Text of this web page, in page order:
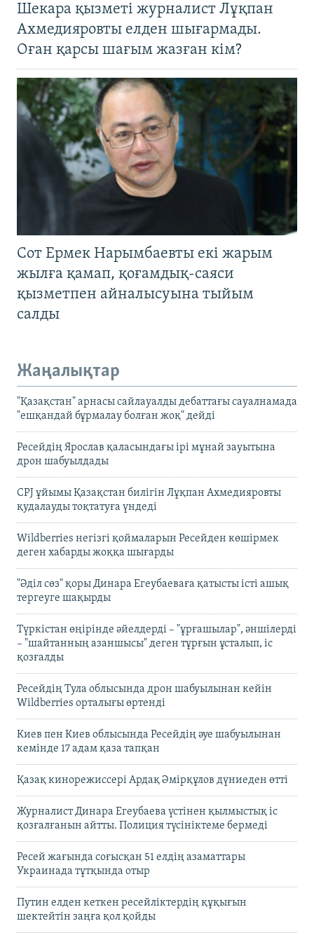
Шекара қызметі журналист Лұқпан
Ахмедияровты елден шығармады.
Оған қарсы шағым жазған кім?
Сот Ермек Нарымбаевты екі жарым
жылға қамап, қоғамдық-саяси
қызметпен айналысуына тыйым
салды
Жаңалықтар
"Қазақстан" арнасы сайлауалды дебаттағы сауалнамада
"ешқандай бұрмалау болған жоқ" дейді
Ресейдің Ярослав қаласындағы ірі мұнай зауытына
дрон шабуылдады
CPJ ұйымы Қазақстан билігін Лұқпан Ахмедияровты
қудалауды тоқтатуға үндеді
Wildberries негізгі қоймаларын Ресейден көшірмек
деген хабарды жоққа шығарды
"Әділ сөз" қоры Динара Егеубаеваға қатысты істі ашық
тергеуге шақырды
Түркістан өңірінде әйелдерді – "ұрғашылар", әншілерді
– "шайтанның азаншысы" деген тұрғын ұсталып, іс
қозғалды
Ресейдің Тула облысында дрон шабуылынан кейін
Wildberries орталығы өртенді
Киев пен Киев облысында Ресейдің әуе шабуылынан
кемінде 17 адам қаза тапқан
Қазақ кинорежиссері Ардақ Әмірқұлов дүниеден өтті
Журналист Динара Егеубаева үстінен қылмыстық іс
қозғалғанын айтты. Полиция түсініктеме бермеді
Ресей жағында соғысқан 51 елдің азаматтары
Украинада тұтқында отыр
Путин елден кеткен ресейліктердің құқығын
шектейтін заңға қол қойды